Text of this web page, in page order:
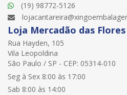
(19) 98772-5126
Loja Mercadão das Flores
Rua Hayden, 105
Vila Leopoldina
São Paulo / SP - CEP: 05314-010
Seg à Sex 8:00 às 17:00
Sab 8:00 às 14:00